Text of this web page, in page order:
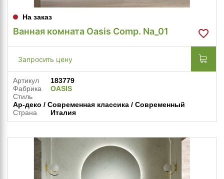
На заказ
Ванная комната Oasis Comp. Na_01
Запросить цену
Артикул
183779
Фабрика
OASIS
Стиль
Ар-деко / Современная классика / Современный
Страна
Италия